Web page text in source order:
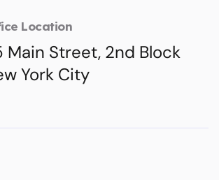
Location
Main Street, 2nd Block
York City